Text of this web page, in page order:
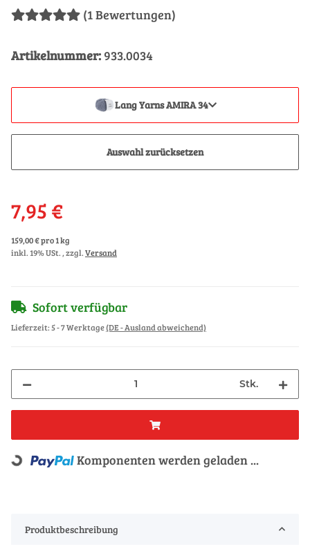
(1 Bewertungen)
Artikelnummer: 933.0034
Lang Yarns AMIRA 34
Auswahl zurücksetzen
7,95 €
159,00 € pro 1 kg
inkl. 19% USt. , zzgl.Versand
Sofort verfügbar
Lieferzeit:5 - 7 Werktage(DE - Ausland abweichend)
Stk.
Loading... Komponenten werden geladen ...
Produktbeschreibung